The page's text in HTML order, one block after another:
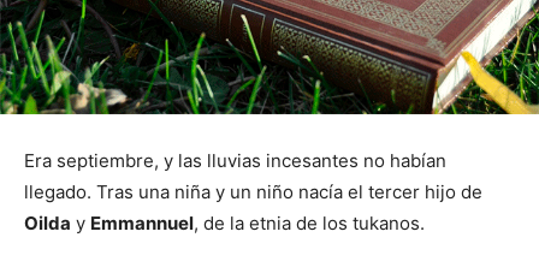
Era septiembre, y las lluvias incesantes no habían
llegado. Tras una niña y un niño nacía el tercer hijo de
Oilda y Emmannuel, de la etnia de los tukanos.